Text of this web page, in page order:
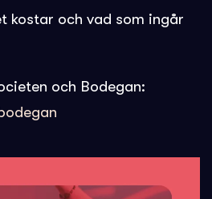
kostar och vad som ingår
och Bodegan: